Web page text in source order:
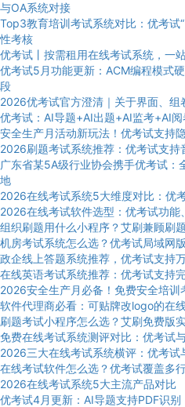
与OA系统对接
Top3教育培训考试系统对比：优考试
性考核
优考试丨按需租用在线考试系统，一
优考试5月功能更新：ACM编程模式
段
2026优考试官方澄清｜关于界面、组
优考试：AI导题+AI出题+AI监考+AI
安全生产月活动新玩法！优考试支持
2026刷题考试系统推荐：优考试支持
广东省某5A级行业协会携手优考试：
地
2026在线考试系统5大维度对比：优
2026在线考试软件选型：优考试功能
组织刷题用什么小程序？艾刷兼顾刷
机房考试系统怎么选？优考试局域网
政企线上答题系统推荐，优考试支持
在线英语考试系统推荐：优考试支持
2026安全生产月必备！免费安全培训
软件代理商必看：可贴牌改logo的在
刷题考试小程序怎么选？艾刷免费版
免费在线考试系统测评对比：优考试
2026三大在线考试系统横评：优考试
在线考试软件怎么选？优考试覆盖多
2026在线考试系统5大主流产品对比
优考试4月更新：AI导题支持PDF识